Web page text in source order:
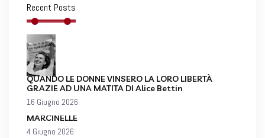
Recent Posts
QUANDO LE DONNE VINSERO LA LORO LIBERTÀ
GRAZIE AD UNA MATITA DI Alice Bettin
16 Giugno 2026
MARCINELLE
4 Giugno 2026